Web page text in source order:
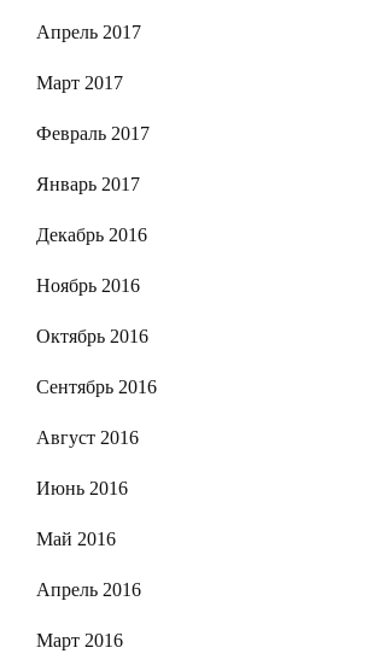
Апрель 2017
Март 2017
Февраль 2017
Январь 2017
Декабрь 2016
Ноябрь 2016
Октябрь 2016
Сентябрь 2016
Август 2016
Июнь 2016
Май 2016
Апрель 2016
Март 2016